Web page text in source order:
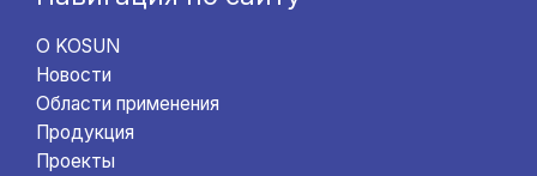
О KOSUN
Новости
Области применения
Продукция
Проекты